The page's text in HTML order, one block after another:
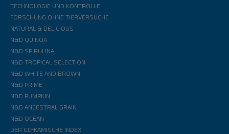
TECHNOLOGIE UND KONTROLLE
FORSCHUNG OHNE TIERVERSUCHE
NATURAL & DELICIOUS
N&D QUINOA
N&D SPIRULINA
N&D TROPICAL SELECTION
N&D WHITE AND BROWN
N&D PRIME
N&D PUMPKIN
N&D ANCESTRAL GRAIN
N&D OCEAN
DER GLYKÄMISCHE INDEX